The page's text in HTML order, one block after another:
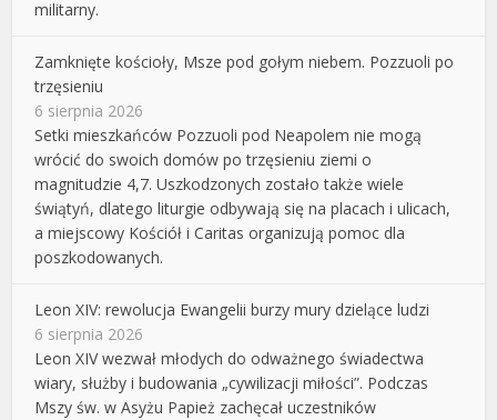
militarny.
Zamknięte kościoły, Msze pod gołym niebem. Pozzuoli po
trzęsieniu
6 sierpnia 2026
Setki mieszkańców Pozzuoli pod Neapolem nie mogą
wrócić do swoich domów po trzęsieniu ziemi o
magnitudzie 4,7. Uszkodzonych zostało także wiele
świątyń, dlatego liturgie odbywają się na placach i ulicach,
a miejscowy Kościół i Caritas organizują pomoc dla
poszkodowanych.
Leon XIV: rewolucja Ewangelii burzy mury dzielące ludzi
6 sierpnia 2026
Leon XIV wezwał młodych do odważnego świadectwa
wiary, służby i budowania „cywilizacji miłości”. Podczas
Mszy św. w Asyżu Papież zachęcał uczestników